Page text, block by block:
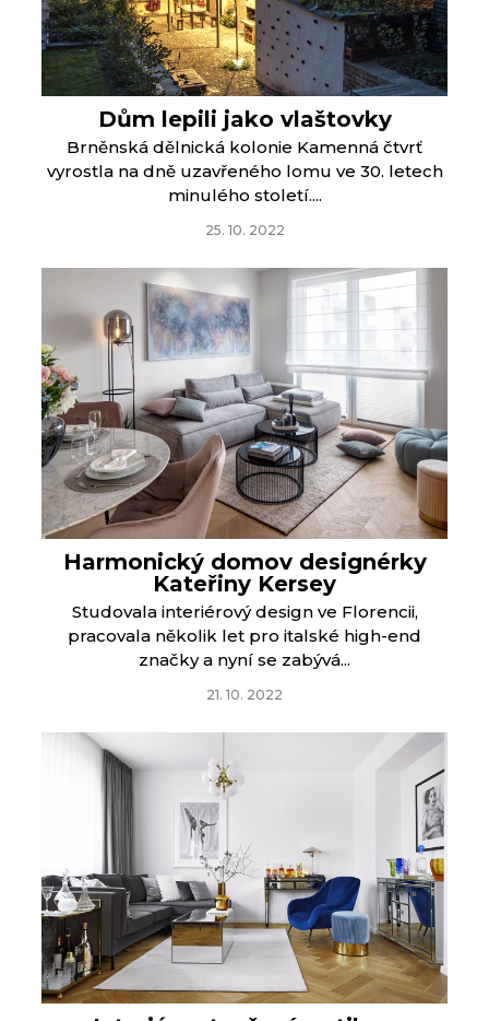
Dům lepili jako vlaštovky
Brněnská dělnická kolonie Kamenná čtvrť
vyrostla na dně uzavřeného lomu ve 30. letech
minulého století....
25. 10. 2022
Harmonický domov designérky
Kateřiny Kersey
Studovala interiérový design ve Florencii,
pracovala několik let pro italské high-end
značky a nyní se zabývá...
21. 10. 2022